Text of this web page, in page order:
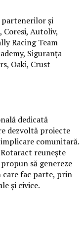
și
Autoliv,
Racing Team
Siguranța
Oaki, Crust
dedicată
dezvoltă proiecte
comunitară.
reunește
să genereze
fac parte, prin
și civice.